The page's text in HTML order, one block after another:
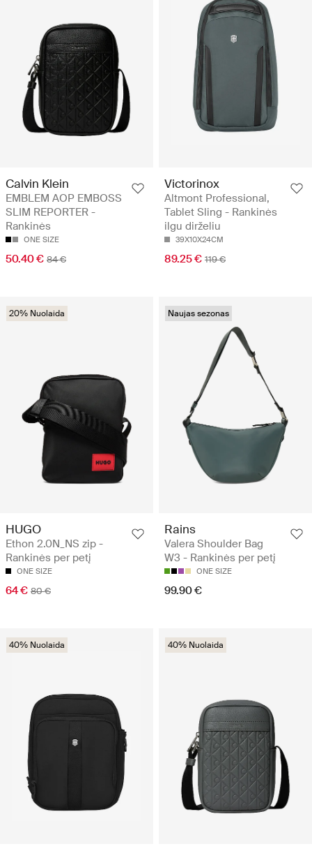
Calvin Klein
EMBLEM AOP EMBOSS
SLIM REPORTER -
Rankinės
ONE SIZE
50.40 € 84 €
Victorinox
Altmont Professional,
Tablet Sling - Rankinės
ilgu dirželiu
39X10X24CM
89.25 € 119 €
20% Nuolaida
HUGO
Ethon 2.0N_NS zip -
Rankinės per petį
ONE SIZE
64 € 80 €
Naujas sezonas
Rains
Valera Shoulder Bag
W3 - Rankinės per petį
ONE SIZE
99.90 €
40% Nuolaida 40% Nuolaida